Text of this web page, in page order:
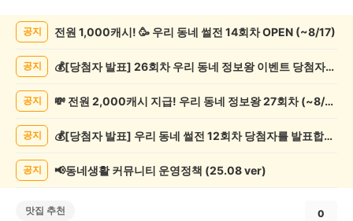
록
공지 전원 1,000캐시! 🥳 우리 동네 썰전 14회차 OPEN (~8/17)
공지 💰[당첨자 발표] 26회차 우리 동네 정보왕 이벤트 당첨자를 발표합니다!
공지 💸 전원 2,000캐시 지급! 우리 동네 정보왕 27회차 (~8/10)
공지 💰[당첨자 발표] 우리 동네 썰전 12회차 당첨자를 발표합니다!
공지 📢동네생활 커뮤니티 운영정책 (25.08 ver)
맛집 추천 0